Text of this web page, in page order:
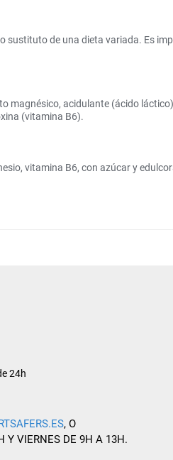
sustituto de una dieta variada. Es
magnésico, acidulante (ácido
(vitamina B6).
vitamina B6, con azúcar y
24h
, O
Y VIERNES DE 9H A 13H.